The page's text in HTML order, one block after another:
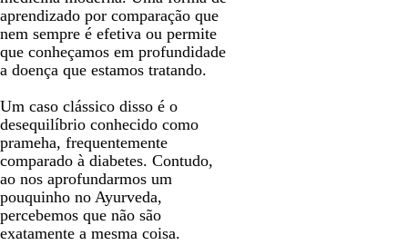
aprendizado por comparação que
nem sempre é efetiva ou permite
que conheçamos em profundidade
a doença que estamos tratando.
Um caso clássico disso é o
desequilíbrio conhecido como
prameha, frequentemente
comparado à diabetes. Contudo,
ao nos aprofundarmos um
pouquinho no Ayurveda,
percebemos que não são
exatamente a mesma coisa.